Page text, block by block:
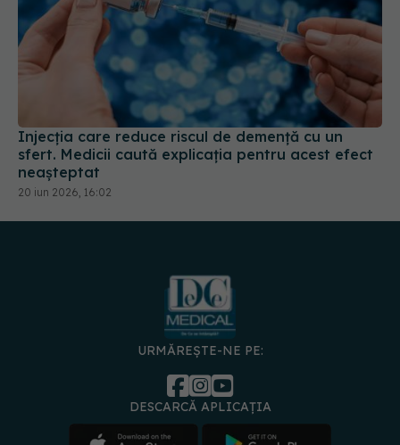
Injecția care reduce riscul de demență cu un
sfert. Medicii caută explicația pentru acest efect
neașteptat
20 iun 2026, 16:02
URMĂREȘTE-NE PE:
DESCARCĂ APLICAȚIA